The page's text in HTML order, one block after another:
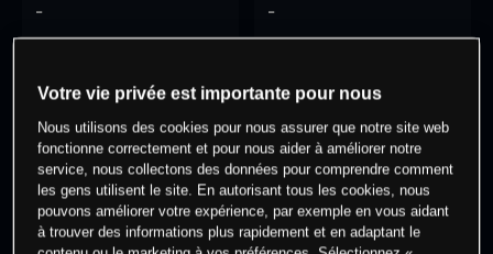
- -
0 % des clients ont une position à
cet actif
Commencez à trader
Votre vie privée est importante pour nous
Nous utilisons des cookies pour nous assurer que notre site web
fonctionne correctement et pour nous aider à améliorer notre
service, nous collectons des données pour comprendre comment
les gens utilisent le site. En autorisant tous les cookies, nous
pouvons améliorer votre expérience, par exemple en vous aidant
à trouver des informations plus rapidement et en adaptant le